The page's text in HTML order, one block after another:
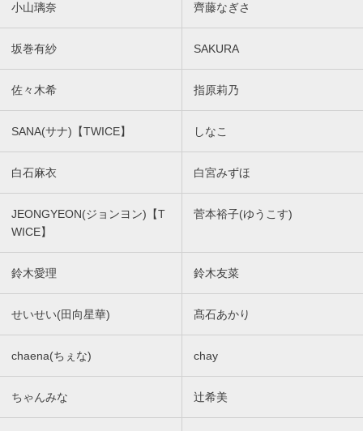
小山璃奈 齊藤なぎさ
坂巻有紗 SAKURA
佐々木希 指原莉乃
SANA(サナ)【TWICE】 しなこ
白石麻衣 白宮みずほ
JEONGYEON(ジョンヨン)【T
WICE】
菅本裕子(ゆうこす)
鈴木愛理 鈴木友菜
せいせい(田向星華) 髙石あかり
chaena(ちぇな) chay
ちゃんみな 辻希美